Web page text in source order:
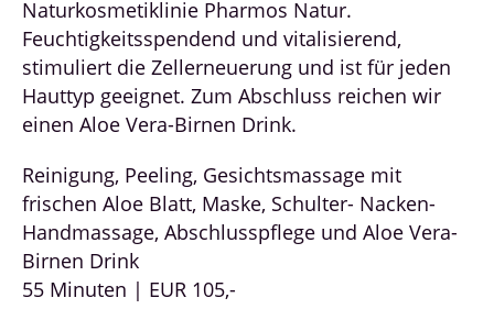
Naturkosmetiklinie Pharmos Natur.
Feuchtigkeitsspendend und vitalisierend,
stimuliert die Zellerneuerung und ist für jeden
Hauttyp geeignet. Zum Abschluss reichen wir
einen Aloe Vera-Birnen Drink.
Reinigung, Peeling, Gesichtsmassage mit
frischen Aloe Blatt, Maske, Schulter- Nacken-
Handmassage, Abschlusspflege und Aloe Vera-
Birnen Drink
55 Minuten | EUR 105,-